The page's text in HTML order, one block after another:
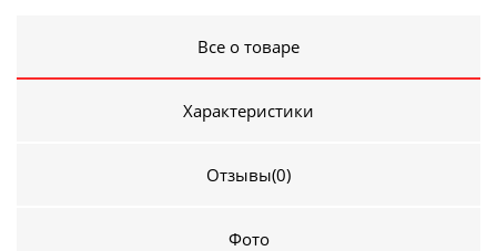
Все о товаре
Характеристики
Отзывы(0)
Фото